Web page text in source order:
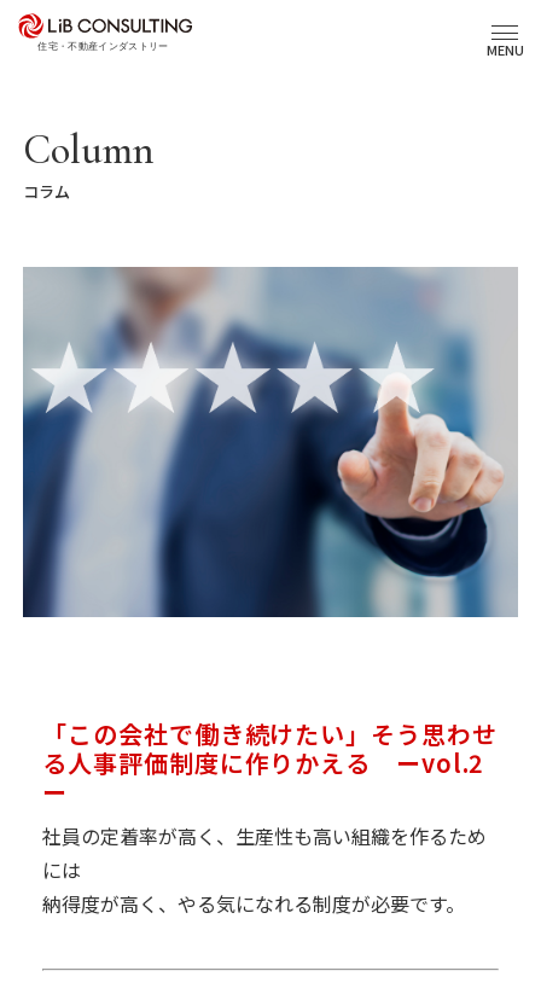
MENU
プロジェクト事例
エキスパート
トピックス
事業本部理念
最新セミナー
お問い合わせ
Column
コラム
「この会社で働き続けたい」そう思わせ
る人事評価制度に作りかえる ーvol.2
ー
社員の定着率が高く、生産性も高い組織を作るため
には
納得度が高く、やる気になれる制度が必要です。